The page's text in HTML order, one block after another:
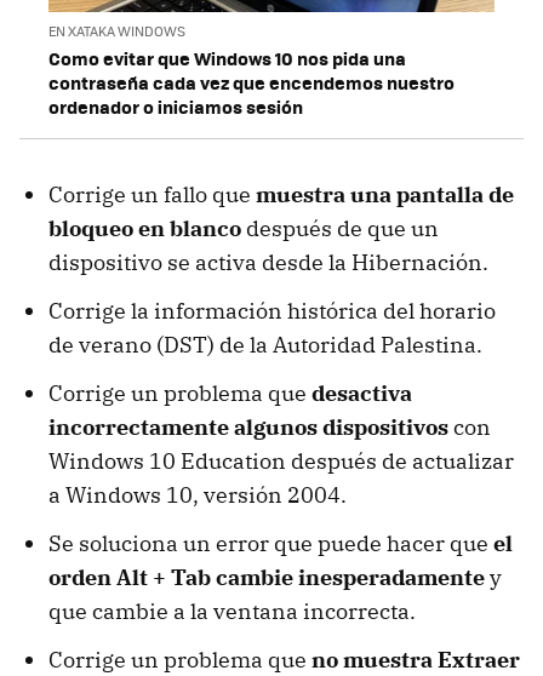
EN XATAKA WINDOWS
Como evitar que Windows 10 nos pida una
contraseña cada vez que encendemos nuestro
ordenador o iniciamos sesión
Corrige un fallo que muestra una pantalla de
bloqueo en blanco después de que un
dispositivo se activa desde la Hibernación.
Corrige la información histórica del horario
de verano (DST) de la Autoridad Palestina.
Corrige un problema que desactiva
incorrectamente algunos dispositivoscon
Windows 10 Education después de actualizar
a Windows 10, versión 2004.
Se soluciona un error que puede hacer que el
orden Alt + Tab cambie inesperadamentey
que cambie a la ventana incorrecta.
Corrige un problema que no muestra Extraer